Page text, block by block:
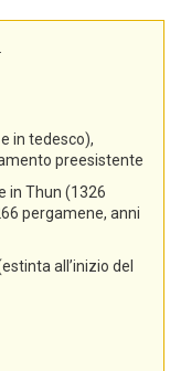
in tedesco),
preesistente
in Thun (1326
pergamene, anni
all’inizio del